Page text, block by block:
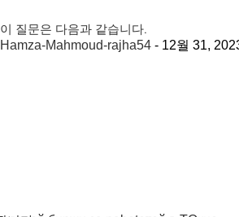
이 질문은 다음과 같습니다.
Hamza-Mahmoud-rajha54 - 12월 31,